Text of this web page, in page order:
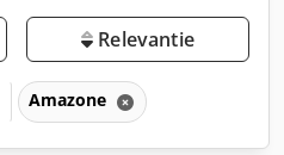
Relevantie
Amazone